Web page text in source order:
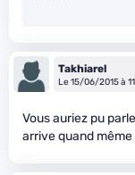
Takhiarel
Le 15/06/2015 à
Vous auriez pu
arrive quand même